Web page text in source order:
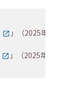
」（2025年10
」（2025年10